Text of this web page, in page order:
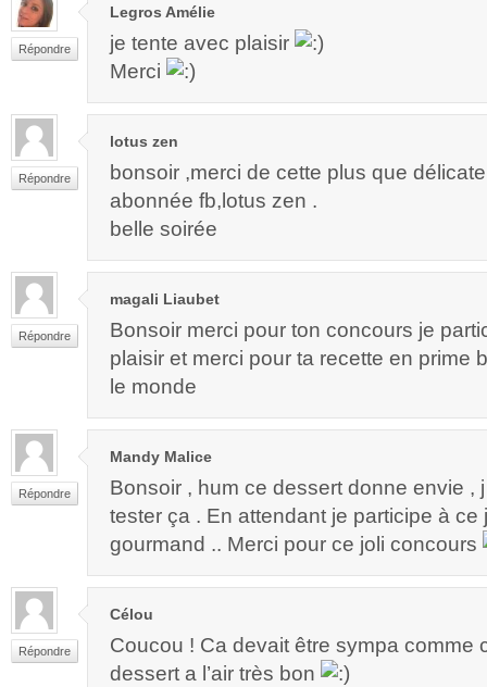
Répondre
Legros Amélie
je tente avec plaisir
Merci
Répondre
lotus zen
bonsoir ,merci de cette plus que
abonnée fb,lotus zen .
belle soirée
Répondre
magali Liaubet
Bonsoir merci pour ton concours je
plaisir et merci pour ta recette en prime
le monde
Répondre
Mandy Malice
Bonsoir , hum ce dessert donne envie ,
tester ça . En attendant je participe à ce
gourmand .. Merci pour ce joli concours
Répondre
Célou
Coucou ! Ca devait être sympa comme
dessert a l’air très bon